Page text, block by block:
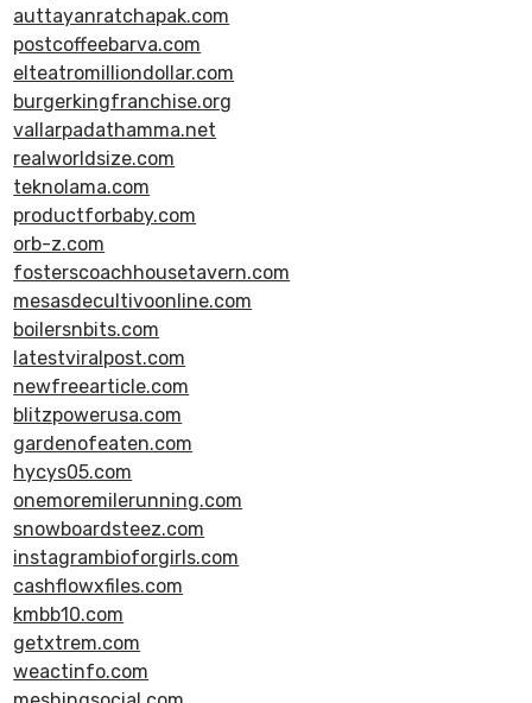
auttayanratchapak.com
postcoffeebarva.com
elteatromilliondollar.com
burgerkingfranchise.org
vallarpadathamma.net
realworldsize.com
teknolama.com
productforbaby.com
orb-z.com
fosterscoachhousetavern.com
mesasdecultivoonline.com
boilersnbits.com
latestviralpost.com
newfreearticle.com
blitzpowerusa.com
gardenofeaten.com
hycys05.com
onemoremilerunning.com
snowboardsteez.com
instagrambioforgirls.com
cashflowxfiles.com
kmbb10.com
getxtrem.com
weactinfo.com